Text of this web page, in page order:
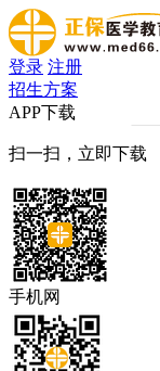
登录 注册
招生方案
APP下载
扫一扫，立即下载
手机网